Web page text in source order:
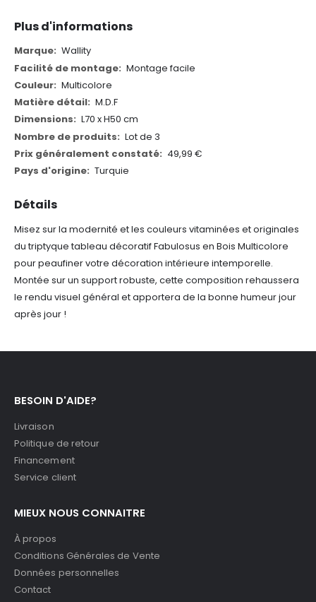
Détails
Misez sur la modernité et les couleurs vitaminées et originales
du triptyque tableau décoratif Fabulosus en Bois Multicolore
pour peaufiner votre décoration intérieure intemporelle.
Montée sur un support robuste, cette composition rehaussera
le rendu visuel général et apportera de la bonne humeur jour
après jour !
Plus d'informations
Plus
d'informations
Wallity
Montage facile
Multicolore
M.D.F
L70 x H50 cm
Lot de 3
49,99 €
Turquie
BESOIN D'AIDE?
Livraison
Politique de retour
Financement
Service client
MIEUX NOUS CONNAITRE
À propos
Conditions Générales de Vente
Données personnelles
Contact